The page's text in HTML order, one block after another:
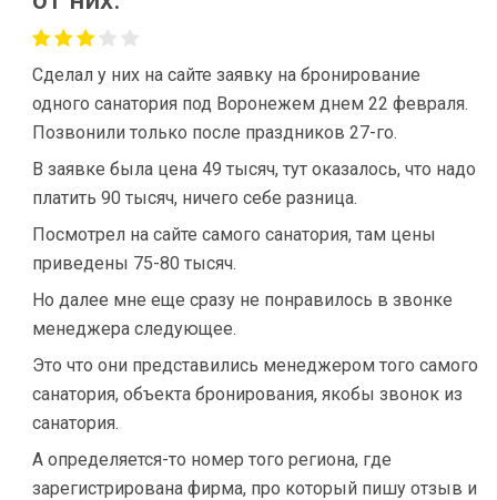
Сделал у них на сайте заявку на бронирование
одного санатория под Воронежем днем 22 февраля.
Позвонили только после праздников 27-го.
В заявке была цена 49 тысяч, тут оказалось, что надо
платить 90 тысяч, ничего себе разница.
Посмотрел на сайте самого санатория, там цены
приведены 75-80 тысяч.
Но далее мне еще сразу не понравилось в звонке
менеджера следующее.
Это что они представились менеджером того самого
санатория, объекта бронирования, якобы звонок из
санатория.
А определяется-то номер того региона, где
зарегистрирована фирма, про который пишу отзыв и